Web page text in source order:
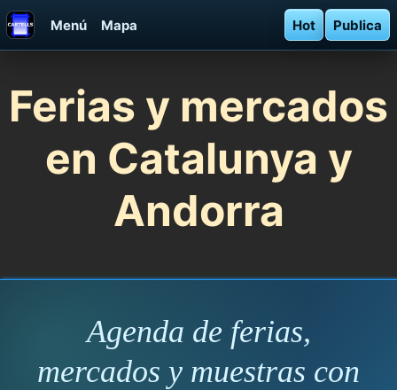
Menú Mapa Hot Publica
Ferias y mercados
en Catalunya y
Andorra
Agenda de ferias,
mercados y muestras con